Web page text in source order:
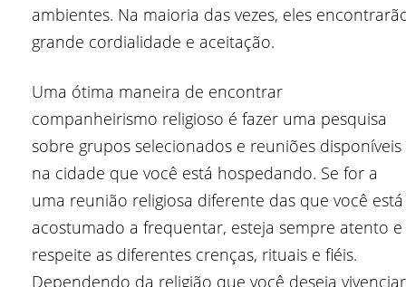
ambientes. Na maioria das vezes, eles
grande cordialidade e aceitação.
Uma ótima maneira de encontrar
companheirismo religioso é fazer uma pesquisa
sobre grupos selecionados e reuniões disponíveis
na cidade que você está hospedando. Se for a
uma reunião religiosa diferente das que você está
acostumado a frequentar, esteja sempre atento e
respeite as diferentes crenças, rituais e fiéis.
Dependendo da religião que você deseja